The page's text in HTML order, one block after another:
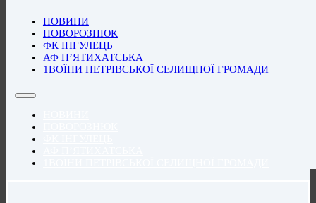
НОВИНИ
ПОВОРОЗНЮК
ФК ІНГУЛЕЦЬ
АФ П’ЯТИХАТСЬКА
1ВОЇНИ ПЕТРІВСЬКОЇ СЕЛИЩНОЇ ГРОМАДИ